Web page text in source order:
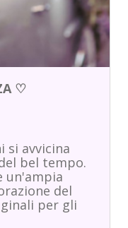
♡
si avvicina
bel tempo.
un'ampia
del
per gli